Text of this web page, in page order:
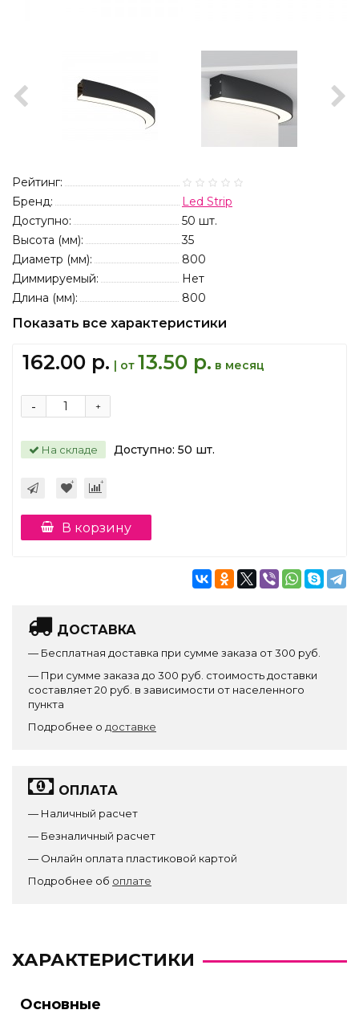
Рейтинг:
Бренд:
Led Strip
Доступно:
50 шт.
Высота (мм):
35
Диаметр (мм):
800
Диммируемый:
Нет
Длина (мм):
800
Показать все характеристики
162.00 р. | от 13.50 р. в месяц
+
-
На складе Доступно: 50 шт.
В корзину
ДОСТАВКА
— Бесплатная доставка при сумме заказа от 300 руб.
— При сумме заказа до 300 руб. стоимость доставки
составляет 20 руб. в зависимости от населенного
пункта
Подробнее о доставке
ОПЛАТА
— Наличный расчет
— Безналичный расчет
— Онлайн оплата пластиковой картой
Подробнее об оплате
ХАРАКТЕРИСТИКИ
Основные